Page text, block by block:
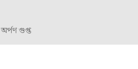
অর্পণ গুপ্ত